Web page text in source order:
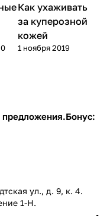
Уход за лицом
Как ухаживать
за куперозной
кожей
1 ноября 2019
предложения.Бонус:
ул., д. 9, к. 4.
1-Н.